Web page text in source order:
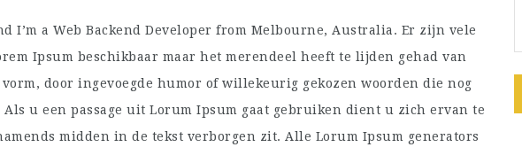
I’m a Web Backend Developer from Melbourne, Australia. Er zijn vele
Ipsum beschikbaar maar het merendeel heeft te lijden gehad van
door ingevoegde humor of willekeurig gekozen woorden die nog
u een passage uit Lorum Ipsum gaat gebruiken dient u zich ervan te
midden in de tekst verborgen zit. Alle Lorum Ipsum generators